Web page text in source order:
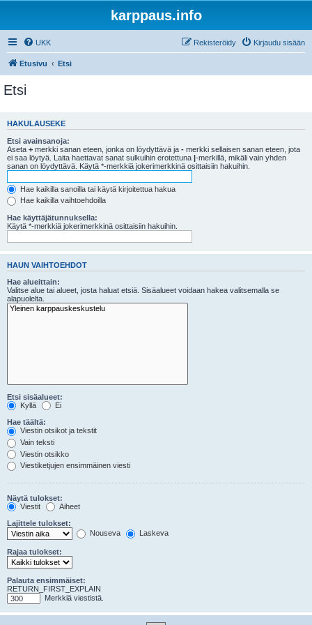
karppaus.info
UKK Kirjaudu sisään
Rekisteröidy
Etusivu Etsi
Etsi
HAKULAUSEKE
Etsi avainsanoja:
Aseta + merkki sanan eteen, jonka on löydyttävä ja - merkki sellaisen sanan eteen, jota
ei saa löytyä. Laita haettavat sanat sulkuihin erotettuna |-merkillä, mikäli vain yhden
sanan on löydyttävä. Käytä *-merkkiä jokerimerkkinä osittaisiin hakuihin.
Hae kaikilla sanoilla tai käytä kirjoitettua hakua
Hae kaikilla vaihtoehdoilla
Hae käyttäjätunnuksella:
Käytä *-merkkiä jokerimerkkinä osittaisiin hakuihin.
HAUN VAIHTOEHDOT
Hae alueittain:
Valitse alue tai alueet, josta haluat etsiä. Sisäalueet voidaan hakea valitsemalla se
alapuolelta.
Etsi sisäalueet:
Kyllä
Ei
Hae täältä:
Viestin otsikot ja tekstit
Vain teksti
Viestin otsikko
Viestiketjujen ensimmäinen viesti
Näytä tulokset:
Viestit
Aiheet
Lajittele tulokset:
Nouseva
Laskeva
Rajaa tulokset:
Palauta ensimmäiset:
RETURN_FIRST_EXPLAIN
Merkkiä viestistä.